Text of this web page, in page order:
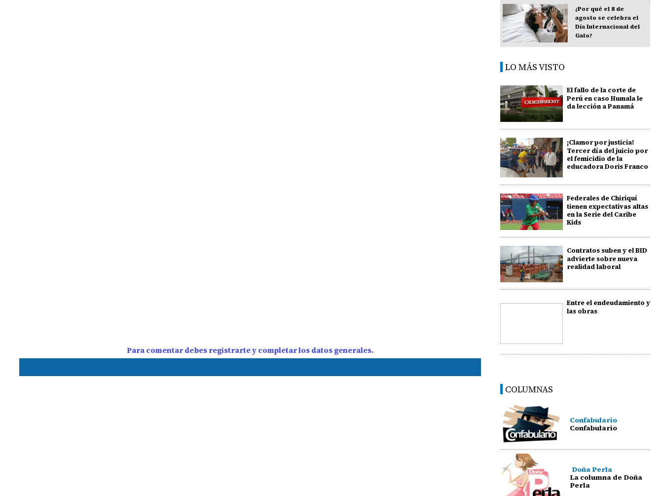
Para comentar debes registrarte y completar los datos generales.
¿Por qué el 8 de
agosto se celebra el
Día Internacional del
Gato?
LO MÁS VISTO
El fallo de la corte de
Perú en caso Humala le
da lección a Panamá
¡Clamor por justicia!
Tercer día del juicio por
el femicidio de la
educadora Doris Franco
Federales de Chiriquí
tienen expectativas altas
en la Serie del Caribe
Kids
Contratos suben y el BID
advierte sobre nueva
realidad laboral
Entre el endeudamiento y
las obras
COLUMNAS
Confabulario
Confabulario
Doña Perla
La columna de Doña
Perla